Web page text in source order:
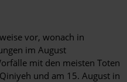
vor, wonach in
im August
mit den meisten Toten
und am 15. August in